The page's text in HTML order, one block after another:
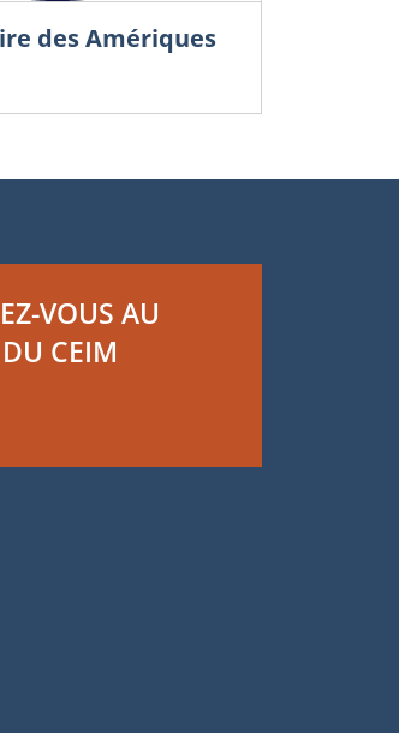
des Amériques
VOUS AU
CEIM